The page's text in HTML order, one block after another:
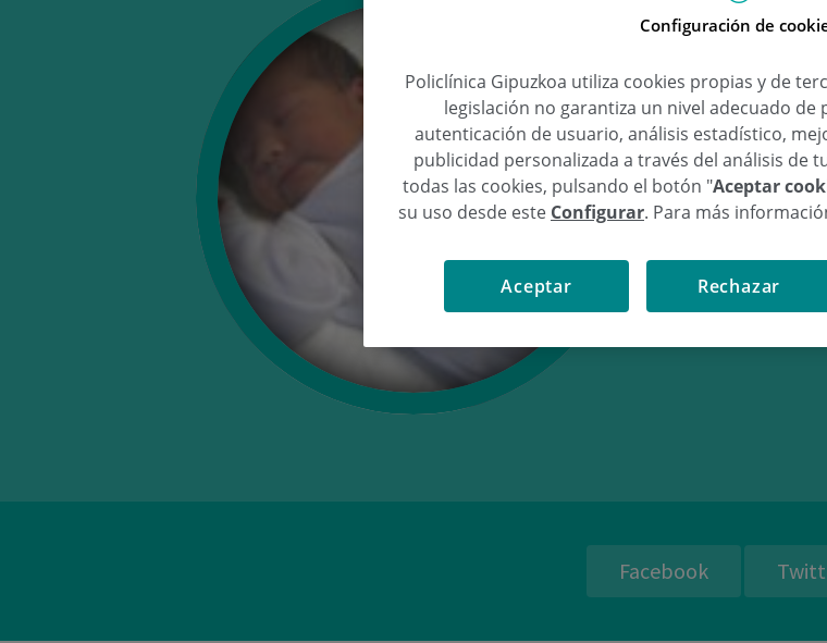
18/
Facebook
Configuración de
Policlínica Gipuzkoa utiliza cookies propias y de
legislación no garantiza un nivel adecuado
autenticación de usuario, análisis estadístico,
publicidad personalizada a través del análisis de
todas las cookies, pulsando el botón "Aceptar
su uso desde este Configurar. Para más
Rechazar
Aceptar